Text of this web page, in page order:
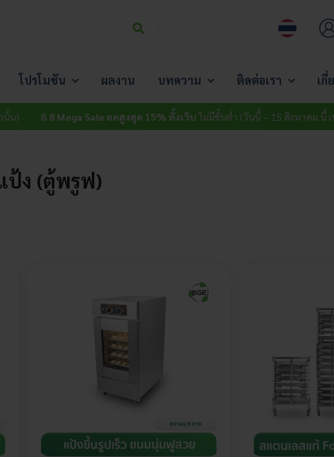
โปรโมชัน ผลงาน บทความ ติดต่อเรา เกี่
8.8 Mega Sale ลดสูงสุด 15% ทั้งเว็บไม่มีขั้นต่ำ (วันนี้ – 15 สิงหาคม นี้ เท่านั้น)
ป้ง (ตู้พรูฟ)